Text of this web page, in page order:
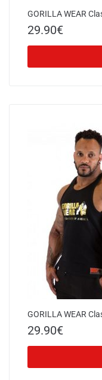
GORILLA WEAR
29.90€
GORILLA WEAR
29.90€